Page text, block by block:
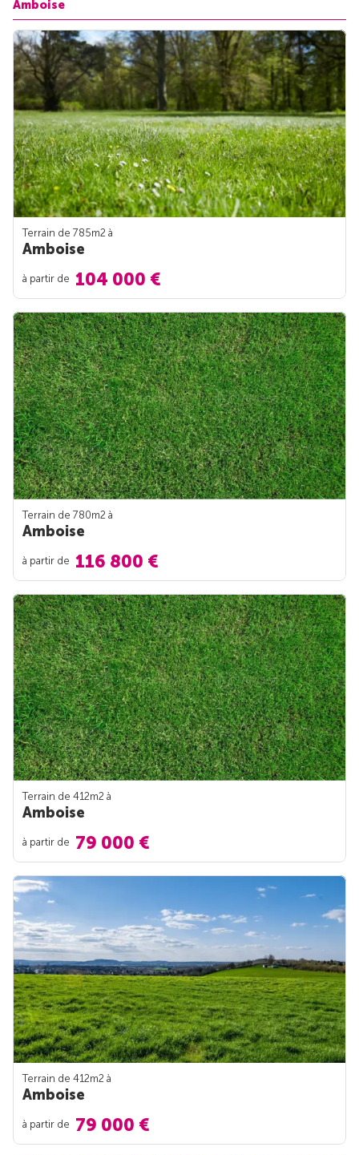
Amboise
Terrain de 785m2 à
Amboise
à partir de 104 000 €
Terrain de 780m2 à
Amboise
à partir de 116 800 €
Terrain de 412m2 à
Amboise
à partir de 79 000 €
Terrain de 412m2 à
Amboise
à partir de 79 000 €